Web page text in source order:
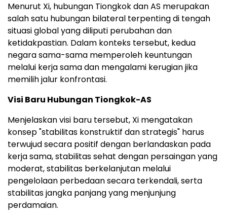
Menurut Xi, hubungan Tiongkok dan AS merupakan
salah satu hubungan bilateral terpenting di tengah
situasi global yang diliputi perubahan dan
ketidakpastian. Dalam konteks tersebut, kedua
negara sama-sama memperoleh keuntungan
melalui kerja sama dan mengalami kerugian jika
memilih jalur konfrontasi.
Visi Baru Hubungan Tiongkok-AS
Menjelaskan visi baru tersebut, Xi mengatakan
konsep "stabilitas konstruktif dan strategis" harus
terwujud secara positif dengan berlandaskan pada
kerja sama, stabilitas sehat dengan persaingan yang
moderat, stabilitas berkelanjutan melalui
pengelolaan perbedaan secara terkendali, serta
stabilitas jangka panjang yang menjunjung
perdamaian.